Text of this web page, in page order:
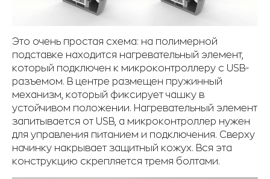
Это очень простая схема: на полимерной
подставке находится нагревательный элемент,
который подключен к микроконтроллеру с USB-
разъемом. В центре размещен пружинный
механизм, который фиксирует чашку в
устойчивом положении. Нагревательный элемент
запитывается от USB, а микроконтроллер нужен
для управления питанием и подключения. Сверху
начинку накрывает защитный кожух. Вся эта
конструкцию скрепляется тремя болтами.